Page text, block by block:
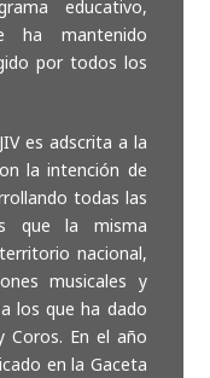
educativo,
mantenido
por todos los
es adscrita a la
la intención de
todas las
que la misma
nacional,
musicales y
los que ha dado
Coros. En el año
en la Gaceta